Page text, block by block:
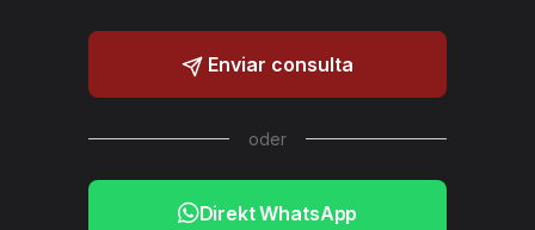
Enviar consulta
oder
Direkt WhatsApp